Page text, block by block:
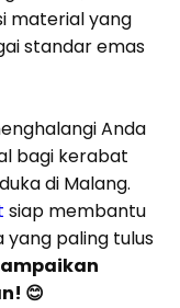
material yang
standar emas
Anda
bagi kerabat
di Malang.
siap membantu
yang paling tulus
😊